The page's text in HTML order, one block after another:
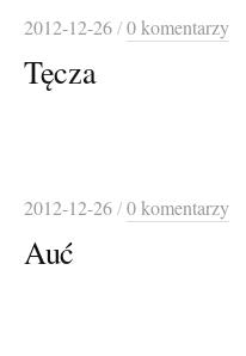
2012-12-26/0 komentarzy
Tęcza
2012-12-26/0 komentarzy
Auć